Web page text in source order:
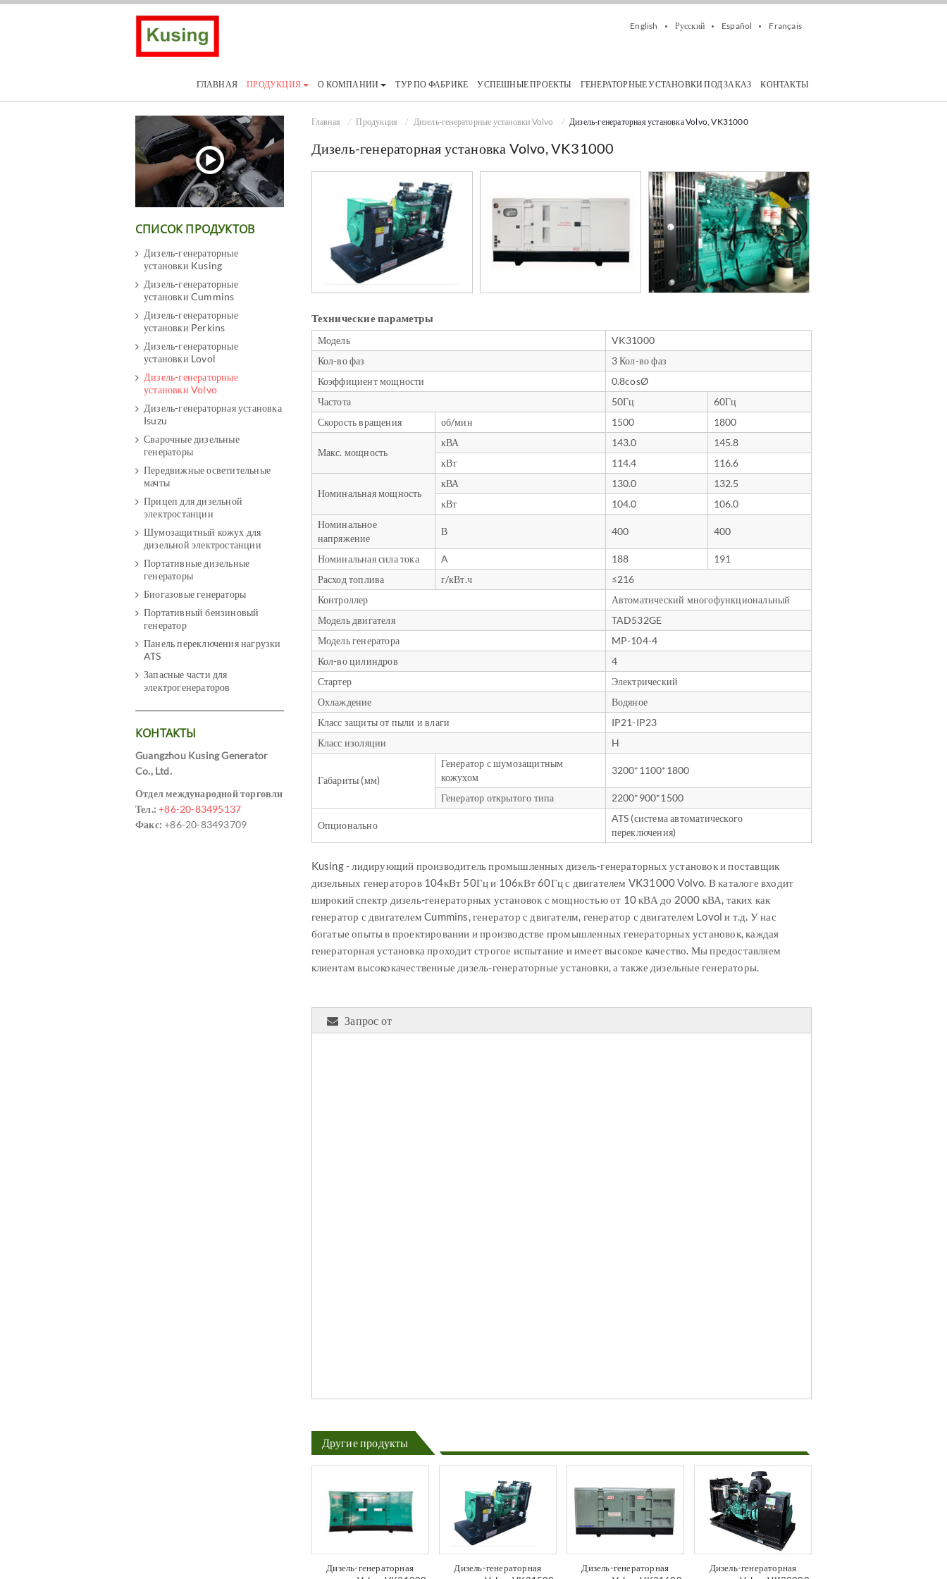
English Русский Español Français
ГЛАВНАЯ ПРОДУКЦИЯ О КОМПАНИИ ТУР ПО ФАБРИКЕ УСПЕШНЫЕ ПРОЕКТЫ ГЕНЕРАТОРНЫЕ УСТАНОВКИ ПОД ЗАКАЗ КОНТАКТЫ
Главная Продукция Дизель-генераторные установки Volvo Дизель-генераторная установка Volvo, VK31000
Дизель-генераторная установка Volvo, VK31000
Технические параметры
Модель
VK31000
Кол-во фаз
3 Кол-во фаз
Коэффициент мощности
0.8cosØ
Частота
50Гц
60Гц
Скорость вращения
об/мин 1500 1800
Макс. мощность
кВА 143.0
145.8
кВт
114.4 116.6
Номинальная мощность
кВА 130.0
132.5
кВт
104.0
106.0
Номинальное
напряжение
В 400 400
Номинальная сила тока A 188
191
Расход топлива
г/кВт.ч
≤216
Контроллер
Автоматический многофункциональный
Модель двигателя
TAD532GE
Модель генератора
MP-104-4
Кол-во цилиндров
4
Стартер
Электрический
Охлаждение
Водяное
Класс защиты от пыли и влаги
IP21-IP23
Класс изоляции
H
Габариты (мм)
Генератор с шумозащитным
кожухом
3200*1100*1800
Генератор открытого типа 2200*900*1500
Опционально
ATS (система автоматического
переключения)
Kusing - лидирующий производитель промышленных дизель-генераторных установок и поставщик
дизельных генераторов 104кВт 50Гц и 106кВт 60Гц с двигателем VK31000 Volvo. В каталоге входит
широкий спектр дизель-генераторных установок с мощностью от 10 кВА до 2000 кВА, таких как
генератор с двигателем Cummins, генератор с двигателм, генератор с двигателем Lovol и т.д. У нас
богатые опыты в проектировании и производстве промышленных генераторных установок, каждая
генераторная установка проходит строгое испытание и имеет высокое качество. Мы предоставляем
клиентам высококачественные дизель-генераторные установки, а также дизельные генераторы.
Запрос от
Другие продукты
Дизель-генераторная
Дизель-генераторная
Дизель-генераторная
Дизель-генераторная
СПИСОК ПРОДУКТОВ
Дизель-генераторные
установки Kusing
Дизель-генераторные
установки Cummins
Дизель-генераторные
установки Perkins
Дизель-генераторные
установки Lovol
Дизель-генераторные
установки Volvo
Дизель-генераторная установка
Isuzu
Сварочные дизельные
генераторы
Передвижные осветительные
мачты
Прицеп для дизельной
электростанции
Шумозащитный кожух для
дизельной электростанции
Портативные дизельные
генераторы
Биогазовые генераторы
Портативный бензиновый
генератор
Панель переключения нагрузки
ATS
Запасные части для
электрогенераторов
КОНТАКТЫ
Guangzhou Kusing Generator
Co., Ltd.
Отдел международной торговли
Тел.: +86-20-83495137
Факс: +86-20-83493709